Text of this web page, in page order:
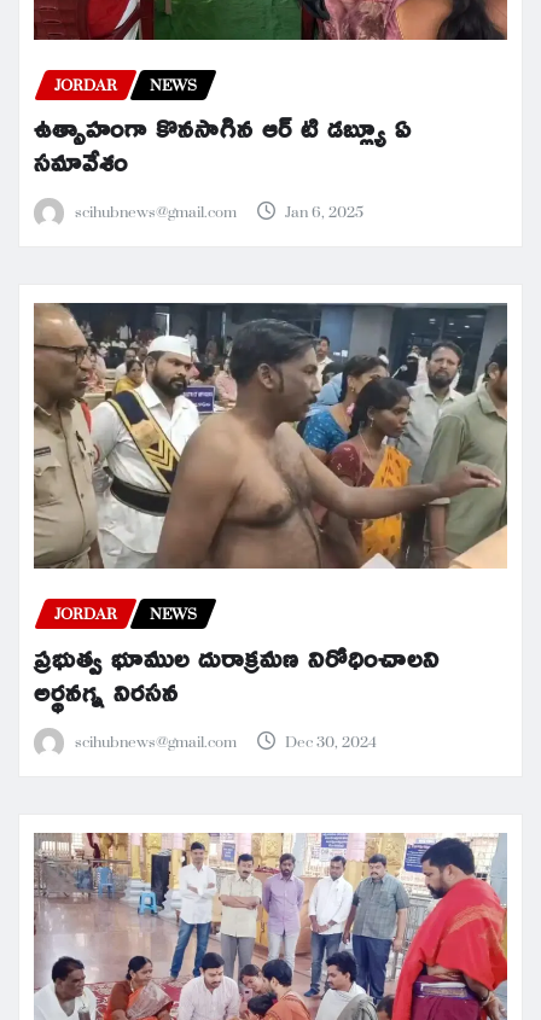
JORDAR NEWS
ఉత్సాహంగా కొనసాగిన ఆర్ టి డబ్ల్యూ ఏ
సమావేశం
scihubnews@gmail.com Jan 6, 2025
JORDAR NEWS
ప్రభుత్వ భూముల దురాక్రమణ నిరోధించాలని
అర్థనగ్న నిరసన
scihubnews@gmail.com Dec 30, 2024